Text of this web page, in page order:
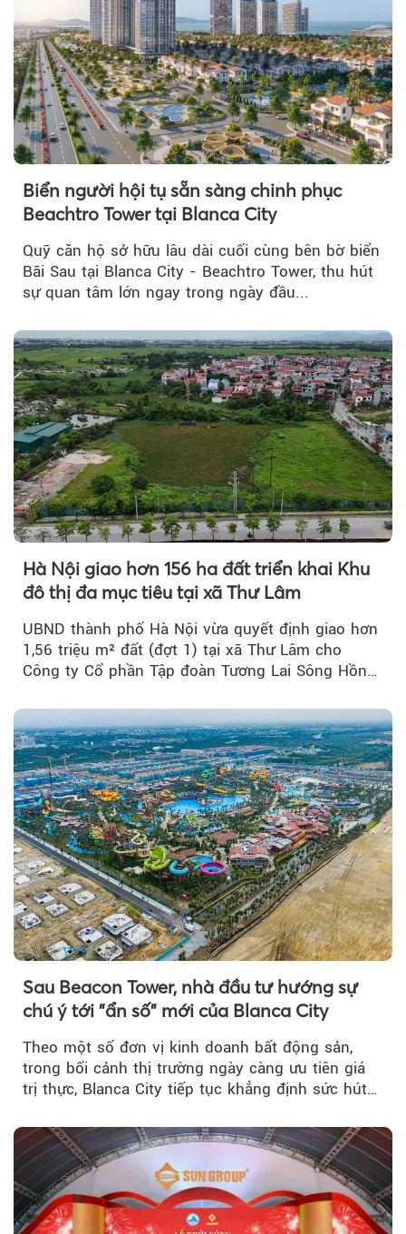
Biển người hội tụ sẵn sàng chinh phục
Beachtro Tower tại Blanca City
Quỹ căn hộ sở hữu lâu dài cuối cùng bên bờ biển
Bãi Sau tại Blanca City - Beachtro Tower, thu hút
sự quan tâm lớn ngay trong ngày đầu...
Hà Nội giao hơn 156 ha đất triển khai Khu
đô thị đa mục tiêu tại xã Thư Lâm
UBND thành phố Hà Nội vừa quyết định giao hơn
1,56 triệu m² đất (đợt 1) tại xã Thư Lâm cho
Công ty Cổ phần Tập đoàn Tương Lai Sông Hồng
Sau Beacon Tower, nhà đầu tư hướng sự
chú ý tới "ẩn số" mới của Blanca City
Theo một số đơn vị kinh doanh bất động sản,
trong bối cảnh thị trường ngày càng ưu tiên giá
trị thực, Blanca City tiếp tục khẳng định sức hút